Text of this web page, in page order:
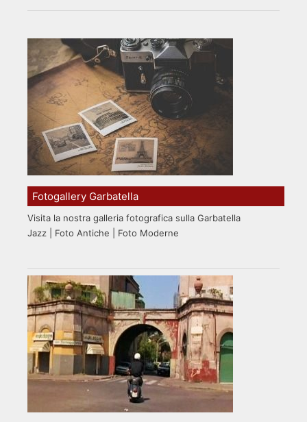
Fotogallery Garbatella
Visita la nostra galleria fotografica sulla Garbatella
Jazz | Foto Antiche | Foto Moderne